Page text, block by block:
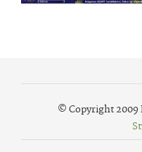
© Copyright 2009